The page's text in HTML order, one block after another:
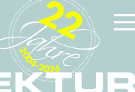
2004-2026
22